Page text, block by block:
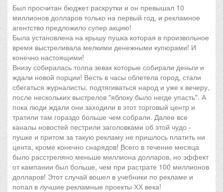
Был просчитан бюджет раскрутки и он превышал 10
миллионов долларов только на первый год, и рекламное
агентство предложило супер акцию!
Была установлена на крышу пушка которая в произвольное
время выстреливала мелкими денежными купюрами! И
конечно настоящими!
Внизу собиралась толпа зевак которые собирали деньги и
ждали новой порции! Весть в часы облетела город, стали
сбегаться журналисты, подтягиваться народ и уже к вечеру,
после нескольких выстрелов "яблоку было негде упасть". А
пока люди ждали они заходили в этот торговый центр и
тратили там гораздо больше чем собрали. Далее все
каналы новостей пестрили заголовками об этой чудо -
пушке и притом за такую рекламу не пришлось платить ни
цента, кроме конечно снарядов! Всего в течение месяца
было расстреляно меньше миллиона долларов, но эффект
от кампании был больше, чем при растрате 100 миллионов
долларов! Этот случай вошел в учебники по рекламе и
попал в лучшие рекламные проекты ХХ века!